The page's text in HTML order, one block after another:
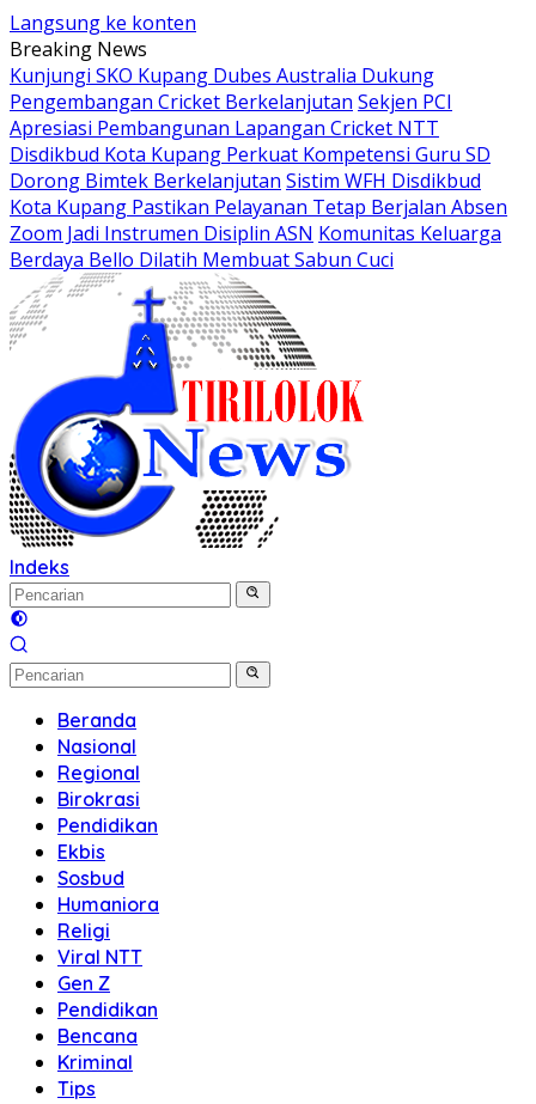
Langsung ke konten
Breaking News
Kunjungi SKO Kupang Dubes Australia Dukung
Pengembangan Cricket Berkelanjutan Sekjen PCI
Apresiasi Pembangunan Lapangan Cricket NTT
Disdikbud Kota Kupang Perkuat Kompetensi Guru SD
Dorong Bimtek Berkelanjutan Sistim WFH Disdikbud
Kota Kupang Pastikan Pelayanan Tetap Berjalan Absen
Zoom Jadi Instrumen Disiplin ASN Komunitas Keluarga
Berdaya Bello Dilatih Membuat Sabun Cuci
Indeks
Beranda
Nasional
Regional
Birokrasi
Pendidikan
Ekbis
Sosbud
Humaniora
Religi
Viral NTT
Gen Z
Pendidikan
Bencana
Kriminal
Tips